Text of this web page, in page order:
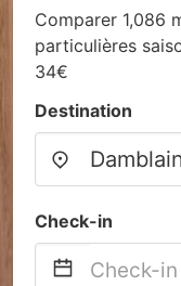
Comparer 1,086
particulières
34€
Destination
Check-in